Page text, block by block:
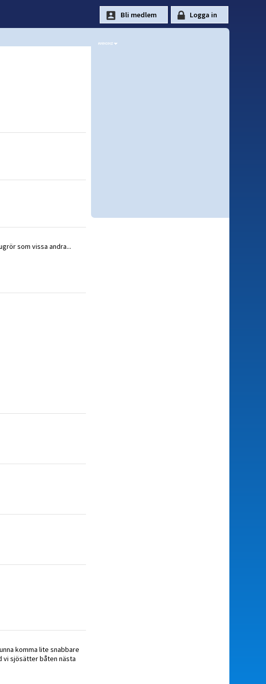
som vissa andra...
komma lite snabbare
vi sjösätter båten nästa